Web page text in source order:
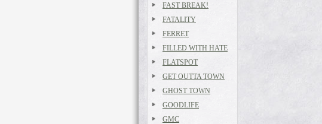
FAST BREAK!
FATALITY
FERRET
FILLED WITH HATE
FLATSPOT
GET OUTTA TOWN
GHOST TOWN
GOODLIFE
GMC